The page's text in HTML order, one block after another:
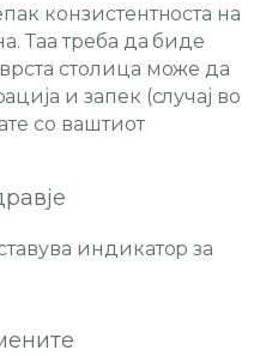
конзистентноста на
Таа треба да биде
столица може да
и запек (случај во
со ваштиот
индикатор за